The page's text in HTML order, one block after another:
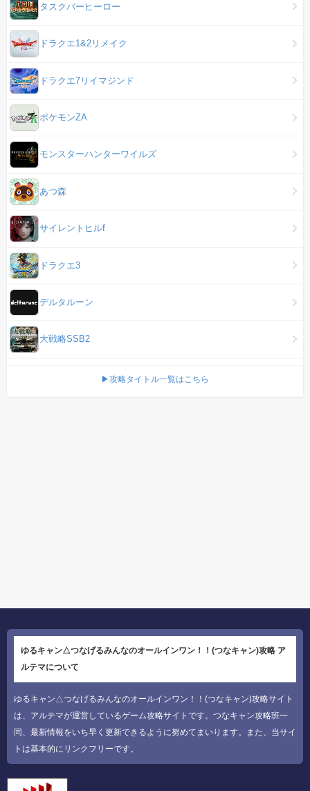
タスクバーヒーロー
ドラクエ1&2リメイク
ドラクエ7リイマジンド
ポケモンZA
モンスターハンターワイルズ
あつ森
サイレントヒルf
ドラクエ3
デルタルーン
大戦略SSB2
▶攻略タイトル一覧はこちら
ゆるキャン△つなげるみんなのオールインワン！！(つなキャン)攻略 ア
ルテマについて
ゆるキャン△つなげるみんなのオールインワン！！(つなキャン)攻略サイト
は、アルテマが運営しているゲーム攻略サイトです。つなキャン攻略班一
同、最新情報をいち早く更新できるように努めてまいります。また、当サイ
トは基本的にリンクフリーです。